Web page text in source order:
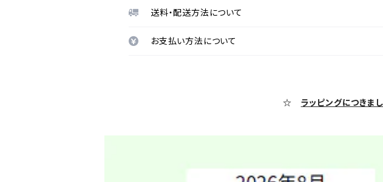
送料・配送方法について
お支払い方法について
☆ ラッピングにつきま